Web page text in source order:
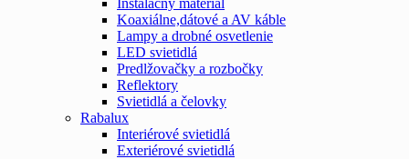
Koaxiálne,dátové a AV káble
Lampy a drobné osvetlenie
LED svietidlá
Predlžovačky a rozbočky
Reflektory
Svietidlá a čelovky
Rabalux
Interiérové svietidlá
Exteriérové svietidlá